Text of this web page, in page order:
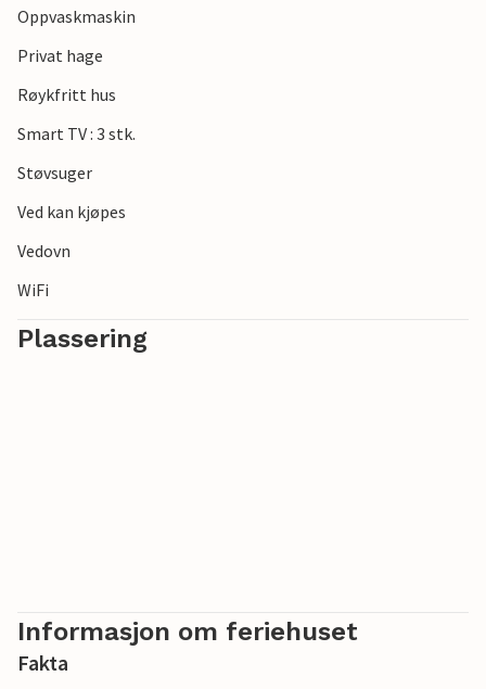
nord og den populære byen Eckernförde i sør. Det er ingen
grenser for valg av utfluktsmål.
Se frem til en fantastisk tid i denne innbydende
innkvarteringen ved Østersjøen.
Oppvaskmaskin
Privat hage
Røykfritt hus
Smart TV : 3 stk.
Støvsuger
Ved kan kjøpes
Vedovn
WiFi
Plassering
Informasjon om feriehuset
Fakta